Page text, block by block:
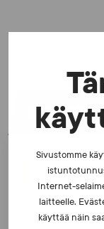
Sivustomme
Internet-
laitteelle.
käyttää näin
Iljukov